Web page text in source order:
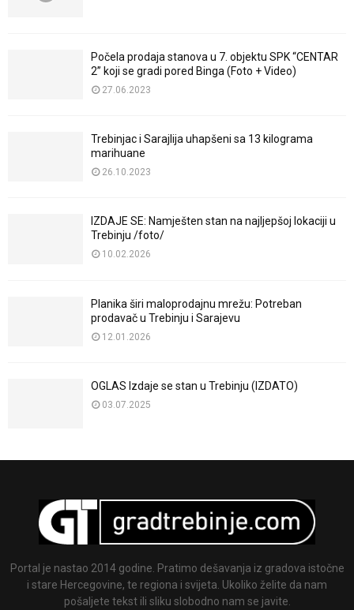
Počela prodaja stanova u 7. objektu SPK “CENTAR
2” koji se gradi pored Binga (Foto + Video)
27.06.2023
Trebinjac i Sarajlija uhapšeni sa 13 kilograma
marihuane
26.10.2023
IZDAJE SE: Namješten stan na najljepšoj lokaciji u
Trebinju /foto/
10.02.2026
Planika širi maloprodajnu mrežu: Potreban
prodavač u Trebinju i Sarajevu
12.01.2026
OGLAS Izdaje se stan u Trebinju (IZDATO)
03.07.2025
Portal je nastao 2014 godine. Pratimo dešavanja iz gradova istočne
i stare Hercegovine, te regiona i svijeta. Ukoliko želite da nam
pošaljete tekst ili sliku slobodno nam se javite.